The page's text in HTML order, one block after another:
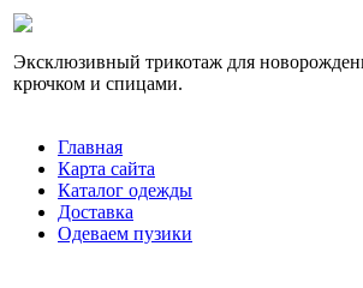
Эксклюзивный трикотаж для
крючком и спицами.
Главная
Карта сайта
Каталог одежды
Доставка
Одеваем пузики